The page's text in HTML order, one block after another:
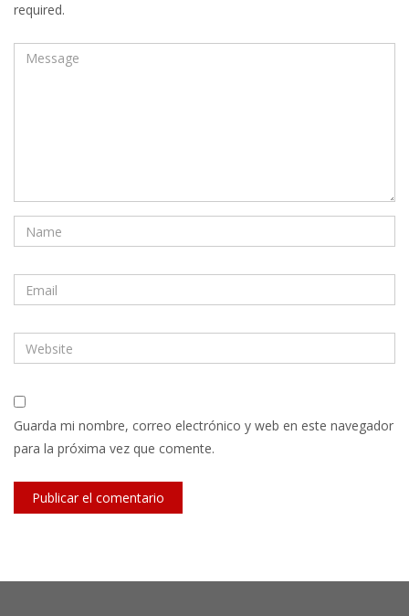
required.
Guarda mi nombre, correo electrónico y web en este navegador
para la próxima vez que comente.